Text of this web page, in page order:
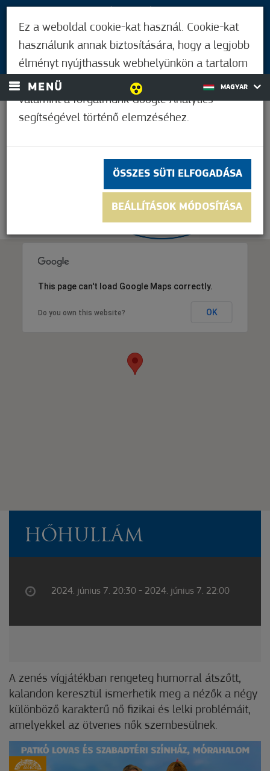
BEJELENTKEZÉS
MENÜ MAGYAR
This page can't load Google Maps correctly.
Do you own this website? OK
HŐHULLÁM
2024. június 7. 20:30 - 2024. június 7. 22:00
A zenés vígjátékban rengeteg humorral átszőtt,
kalandon keresztül ismerhetik meg a nézők a négy
különböző karakterű nő fizikai és lelki problémáit,
amelyekkel az ötvenes nők szembesülnek.
Ez a weboldal cookie-kat használ. Cookie-kat
használunk annak biztosítására, hogy a legjobb
élményt nyújthassuk webhelyünkön a tartalom
és a hirdetések személyre szabásához,
valamint a forgalmunk Google Analytics
segítségével történő elemzéséhez.
ÖSSZES SÜTI ELFOGADÁSA
BEÁLLÍTÁSOK MÓDOSÍTÁSA